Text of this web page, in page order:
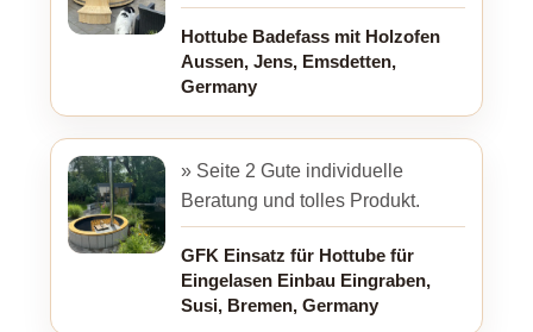
Hottube Badefass mit Holzofen
Aussen, Jens, Emsdetten,
Germany
» Seite 2 Gute individuelle
GFK Einsatz für Hottube für
Eingelasen Einbau Eingraben,
Susi, Bremen, Germany